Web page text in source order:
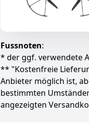
Fussnoten:
* der ggf. verwendete
** "Kostenfreie
Anbieter möglich ist,
bestimmten
angezeigten